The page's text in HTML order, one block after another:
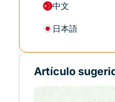
中文
日本語
Artículo